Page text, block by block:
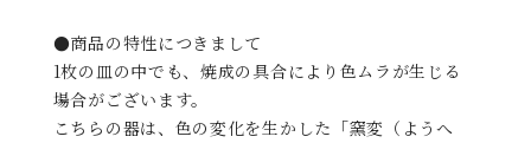
●商品の特性につきまして
1枚の皿の中でも、焼成の具合により色ムラが生じる
場合がございます。
こちらの器は、色の変化を生かした「窯変（ようへ